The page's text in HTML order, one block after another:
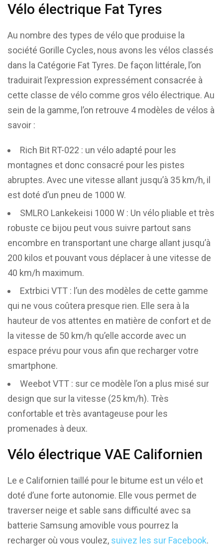
Vélo électrique Fat Tyres
Au nombre des types de vélo que produise la
société Gorille Cycles, nous avons les vélos classés
dans la Catégorie Fat Tyres. De façon littérale, l’on
traduirait l’expression expressément consacrée à
cette classe de vélo comme gros vélo électrique. Au
sein de la gamme, l’on retrouve 4 modèles de vélos à
savoir :
Rich Bit RT-022 : un vélo adapté pour les
montagnes et donc consacré pour les pistes
abruptes. Avec une vitesse allant jusqu’à 35 km/h, il
est doté d’un pneu de 1000 W.
SMLRO Lankekeisi 1000 W : Un vélo pliable et très
robuste ce bijou peut vous suivre partout sans
encombre en transportant une charge allant jusqu’à
200 kilos et pouvant vous déplacer à une vitesse de
40 km/h maximum.
Extrbici VTT : l’un des modèles de cette gamme
qui ne vous coûtera presque rien. Elle sera à la
hauteur de vos attentes en matière de confort et de
la vitesse de 50 km/h qu’elle accorde avec un
espace prévu pour vous afin que recharger votre
smartphone.
Weebot VTT : sur ce modèle l’on a plus misé sur
design que sur la vitesse (25 km/h). Très
confortable et très avantageuse pour les
promenades à deux.
Vélo électrique VAE Californien
Le e Californien taillé pour le bitume est un vélo et
doté d’une forte autonomie. Elle vous permet de
traverser neige et sable sans difficulté avec sa
batterie Samsung amovible vous pourrez la
recharger où vous voulez, suivez les sur Facebook.